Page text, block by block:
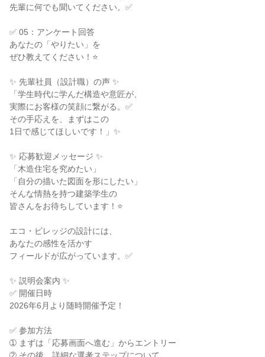
先輩に何でも聞いてください。✅
✅ 05：アンケート回答
あなたの「やりたい」を
ぜひ教えてください！⭐
✨ 先輩社員（設計職）の声 ✨
「学生時代に学んだ構造や意匠が、
実際にお客様の笑顔に繋がる。✅
その手応えを、まずはこの
1日で感じてほしいです！」✨
✨ 応募歓迎メッセージ ✨
「木造住宅を究めたい」
「自分の描いた図面を形にしたい」
そんな情熱を持つ建築学生の
皆さんをお待ちしています！⭐
エコ・ビレッジの設計には、
あなたの感性を活かす
フィールドが広がっています。✅
✨ 説明会案内 ✨
✅ 開催日時
2026年6月より随時開催予定！
✅ 参加方法
➀ まずは「応募画面へ進む」からエントリー